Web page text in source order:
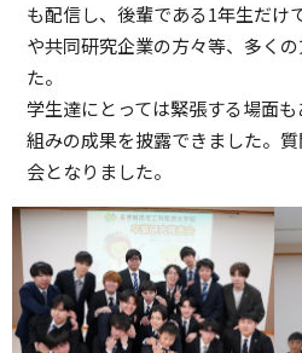
も配信し、後輩である1年生だけ
や共同研究企業の方々等、多く
た。
学生達にとっては緊張する場面
組みの成果を披露できました。
会となりました。